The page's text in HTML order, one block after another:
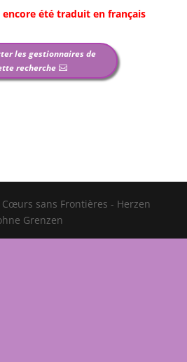
encore été traduit en français
les gestionnaires de
recherche
Cœurs sans Frontières - Herzen
Grenzen